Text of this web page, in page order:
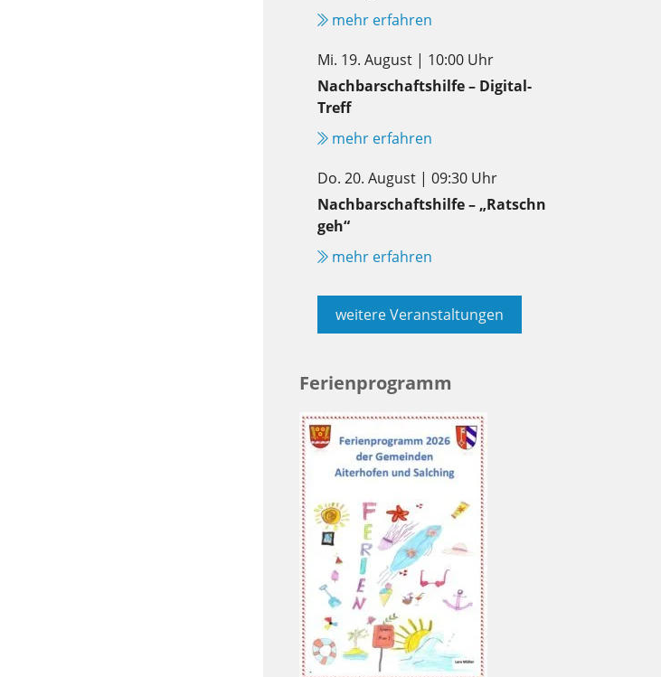
mehr erfahren
Mi. 19. August | 10:00 Uhr
Nachbarschaftshilfe – Digital-
Treff
mehr erfahren
Do. 20. August | 09:30 Uhr
Nachbarschaftshilfe – „Ratschn
geh“
mehr erfahren
weitere Veranstaltungen
Ferienprogramm